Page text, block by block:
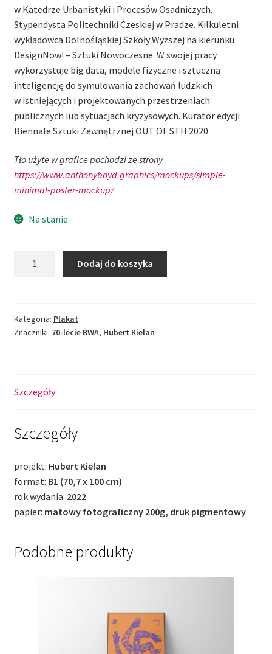
w Katedrze Urbanistyki i Procesów Osadniczych.
Stypendysta Politechniki Czeskiej w Pradze. Kilkuletni
wykładowca Dolnośląskiej Szkoły Wyższej na kierunku
DesignNow! – Sztuki Nowoczesne. W swojej pracy
wykorzystuje big data, modele fizyczne i sztuczną
inteligencję do symulowania zachowań ludzkich
w istniejących i projektowanych przestrzeniach
publicznych lub sytuacjach kryzysowych. Kurator edycji
Biennale Sztuki Zewnętrznej OUT OF STH 2020.
Tło użyte w grafice pochodzi ze strony
https://www.anthonyboyd.graphics/mockups/simple-
minimal-poster-mockup/
Na stanie
80.
Plakat
Dodaj do koszyka
Kategoria: Plakat
Znaczniki: 70-lecie BWA, Hubert Kielan
Szczegóły
Szczegóły
projekt: Hubert Kielan
format: B1 (70,7 x 100 cm)
rok wydania: 2022
papier: matowy fotograficzny 200g, druk pigmentowy
Podobne produkty